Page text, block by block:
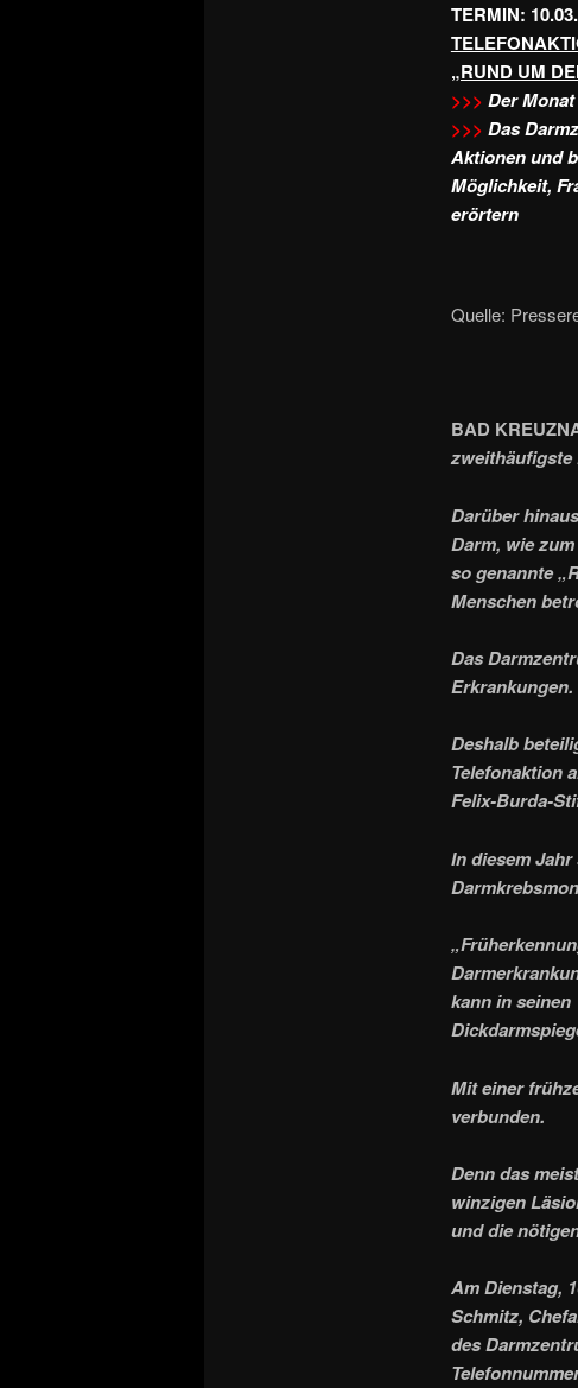
TERMIN:
„RUND UM
>>> Der
>>> Das
Aktionen und
Möglichkeit,
erörtern
Quelle:
BAD
zweithäufigste
Darüber
Darm, wie
so genannte
Menschen
Das
Erkrankungen.
Deshalb
Telefonaktion
Felix-Burda-
In diesem
kann in
Mit einer
verbunden.
Denn das
winzigen
und die
Am Dienstag,
Schmitz,
des